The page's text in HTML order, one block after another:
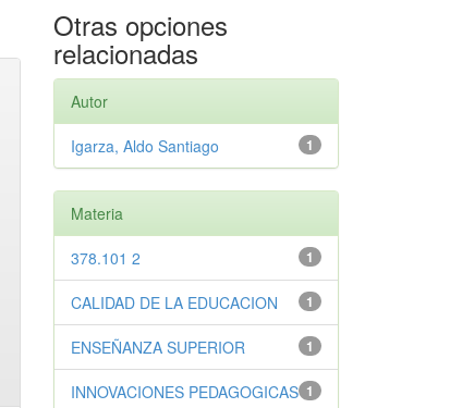
Otras opciones
relacionadas
Autor
1
Igarza, Aldo Santiago
Materia
1
378.101 2
1
CALIDAD DE LA EDUCACION
1
ENSEÑANZA SUPERIOR
1
INNOVACIONES PEDAGOGICAS